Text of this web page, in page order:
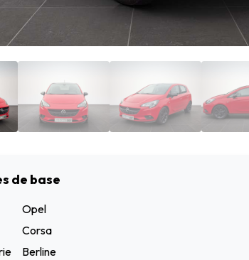
de base
Opel
Corsa
Berline